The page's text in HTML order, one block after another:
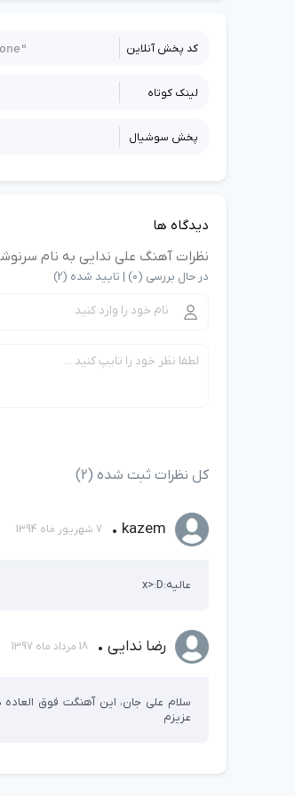
کد پخش آنلاین
لینک کوتاه
پخش سوشيال
دیدگاه ها
نظرات آهنگ علی ندایی به نام
در حال بررسی (0) | تایید شده (2)
کل نظرات ثبت شده (2)
kazem • 7 شهریور ماه 1394
عالیه:x>:D
رضا ندایی • 18 مرداد ماه 1397
سلام علی جان، این آهنگت فوق
عزیزم